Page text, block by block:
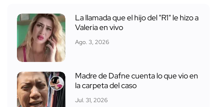
La llamada que el hijo del "R1" le hizo a
Valeria en vivo
Ago. 3, 2026
Madre de Dafne cuenta lo que vio en
la carpeta del caso
Jul. 31, 2026